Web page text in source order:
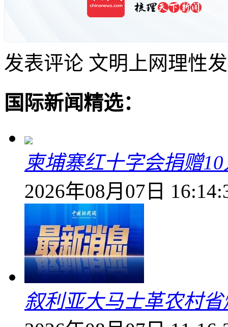
发表评论 文明上网理性
国际新闻精选：
柬埔寨红十字会捐赠
2026年08月07日
叙利亚大马士革农村